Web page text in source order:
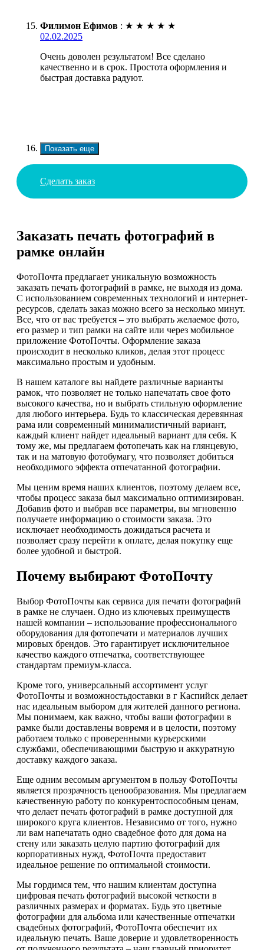
Филимон Ефимов : ★ ★ ★ ★ ★
02.02.2025
Очень доволен результатом! Все сделано
качественно и в срок. Простота оформления и
быстрая доставка радуют.
Показать еще
Сделать заказ
Заказать печать фотографий в
рамке онлайн
ФотоПочта предлагает уникальную возможность
заказать печать фотографий в рамке, не выходя из дома.
С использованием современных технологий и интернет-
ресурсов, сделать заказ можно всего за несколько минут.
Все, что от вас требуется – это выбрать желаемое фото,
его размер и тип рамки на сайте или через мобильное
приложение ФотоПочты. Оформление заказа
происходит в несколько кликов, делая этот процесс
максимально простым и удобным.
В нашем каталоге вы найдете различные варианты
рамок, что позволяет не только напечатать свое фото
высокого качества, но и выбрать стильную оформление
для любого интерьера. Будь то классическая деревянная
рама или современный минималистичный вариант,
каждый клиент найдет идеальный вариант для себя. К
тому же, мы предлагаем фотопечать как на глянцевую,
так и на матовую фотобумагу, что позволяет добиться
необходимого эффекта отпечатанной фотографии.
Мы ценим время наших клиентов, поэтому делаем все,
чтобы процесс заказа был максимально оптимизирован.
Добавив фото и выбрав все параметры, вы мгновенно
получаете информацию о стоимости заказа. Это
исключает необходимость дожидаться расчета и
позволяет сразу перейти к оплате, делая покупку еще
более удобной и быстрой.
Почему выбирают ФотоПочту
Выбор ФотоПочты как сервиса для печати фотографий
в рамке не случаен. Одно из ключевых преимуществ
нашей компании – использование профессионального
оборудования для фотопечати и материалов лучших
мировых брендов. Это гарантирует исключительное
качество каждого отпечатка, соответствующее
стандартам премиум-класса.
Кроме того, универсальный ассортимент услуг
ФотоПочты и возможностьдоставки в г Каспийск делает
нас идеальным выбором для жителей данного региона.
Мы понимаем, как важно, чтобы ваши фотографии в
рамке были доставлены вовремя и в целости, поэтому
работаем только с проверенными курьерскими
службами, обеспечивающими быструю и аккуратную
доставку каждого заказа.
Еще одним весомым аргументом в пользу ФотоПочты
является прозрачность ценообразования. Мы предлагаем
качественную работу по конкурентоспособным ценам,
что делает печать фотографий в рамке доступной для
широкого круга клиентов. Независимо от того, нужно
ли вам напечатать одно свадебное фото для дома на
стену или заказать целую партию фотографий для
корпоративных нужд, ФотоПочта предоставит
идеальное решение по оптимальной стоимости.
Мы гордимся тем, что нашим клиентам доступна
цифровая печать фотографий высокой четкости в
различных размерах и форматах. Будь это цветные
фотографии для альбома или качественные отпечатки
свадебных фотографий, ФотоПочта обеспечит их
идеальную печать. Ваше доверие и удовлетворенность